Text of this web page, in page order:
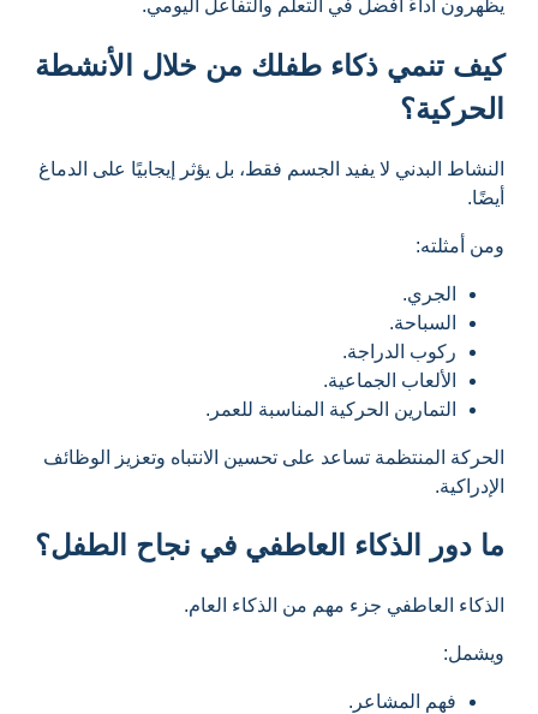
يظهرون أداءً أفضل في التعلم والتفاعل اليومي.
كيف تنمي ذكاء طفلك من خلال الأنشطة
الحركية؟
النشاط البدني لا يفيد الجسم فقط، بل يؤثر إيجابيًا على الدماغ
أيضًا.
ومن أمثلته:
الجري.
السباحة.
ركوب الدراجة.
الألعاب الجماعية.
التمارين الحركية المناسبة للعمر.
الحركة المنتظمة تساعد على تحسين الانتباه وتعزيز الوظائف
الإدراكية.
ما دور الذكاء العاطفي في نجاح الطفل؟
الذكاء العاطفي جزء مهم من الذكاء العام.
ويشمل:
فهم المشاعر.